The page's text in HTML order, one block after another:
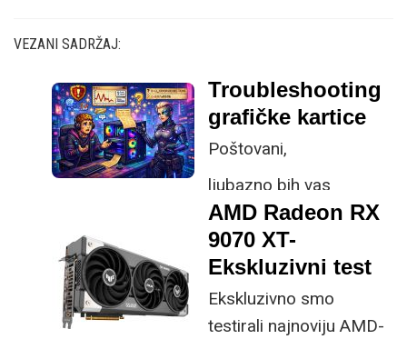
VEZANI SADRŽAJ:
Troubleshooting
grafičke kartice
Poštovani,
ljubazno bih vas
zamolio za pomoć ili
savjet vezano uz moj
problem i unaprijed vas
molim za razumijevanje
ako mail bude nešto
AMD Radeon RX
9070 XT-
Ekskluzivni test
Ekskluzivno smo
testirali najnoviju AMD-